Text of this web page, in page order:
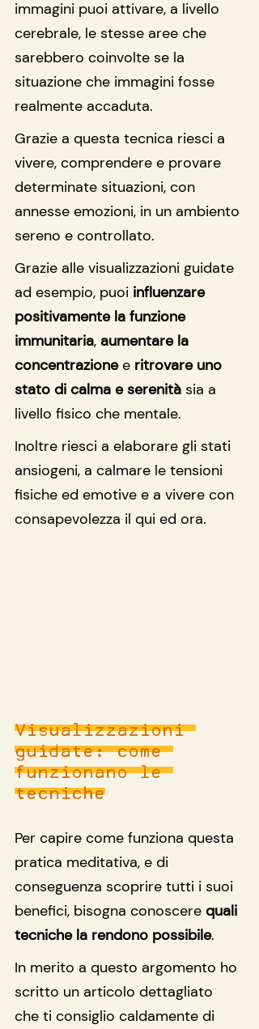
immagini puoi attivare, a livello
cerebrale, le stesse aree che
sarebbero coinvolte se la
situazione che immagini fosse
realmente accaduta.
Grazie a questa tecnica riesci a
vivere, comprendere e provare
determinate situazioni, con
annesse emozioni, in un ambiento
sereno e controllato.
Grazie alle visualizzazioni guidate
ad esempio, puoi influenzare
positivamente la funzione
immunitaria, aumentare la
concentrazione e ritrovare uno
stato di calma e serenità sia a
livello fisico che mentale.
Inoltre riesci a elaborare gli stati
ansiogeni, a calmare le tensioni
fisiche ed emotive e a vivere con
consapevolezza il qui ed ora.
Visualizzazioni
guidate: come
funzionano le
tecniche
Per capire come funziona questa
pratica meditativa, e di
conseguenza scoprire tutti i suoi
benefici, bisogna conoscere quali
tecniche la rendono possibile.
In merito a questo argomento ho
scritto un articolo dettagliato
che ti consiglio caldamente di